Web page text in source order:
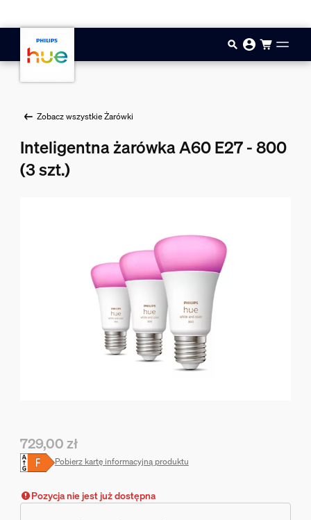
Zobacz wszystkie Żarówki
Inteligentna żarówka A60 E27 - 800
(3 szt.)
Obecna cena to 729,00 zł
729,00 zł
Pobierz kartę informacyjną produktu
Pozycja nie jest już dostępna